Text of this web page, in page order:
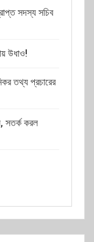
সদস্য সচিব
উধাও!
তথ্য প্রচারের
সতর্ক করল